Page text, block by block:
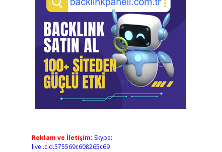
Reklam ve İletişim: Skype:
live:.cid.575569c608265c69